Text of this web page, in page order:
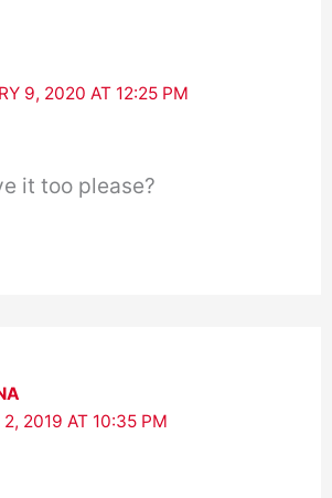
9, 2020 AT 12:25 PM
it too please?
2019 AT 10:35 PM